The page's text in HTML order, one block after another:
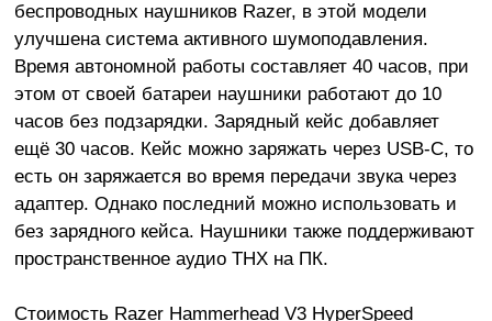
беспроводных наушников Razer, в этой модели
улучшена система активного шумоподавления.
Время автономной работы составляет 40 часов, при
этом от своей батареи наушники работают до 10
часов без подзарядки. Зарядный кейс добавляет
ещё 30 часов. Кейс можно заряжать через USB-C, то
есть он заряжается во время передачи звука через
адаптер. Однако последний можно использовать и
без зарядного кейса. Наушники также поддерживают
пространственное аудио THX на ПК.
Стоимость Razer Hammerhead V3 HyperSpeed